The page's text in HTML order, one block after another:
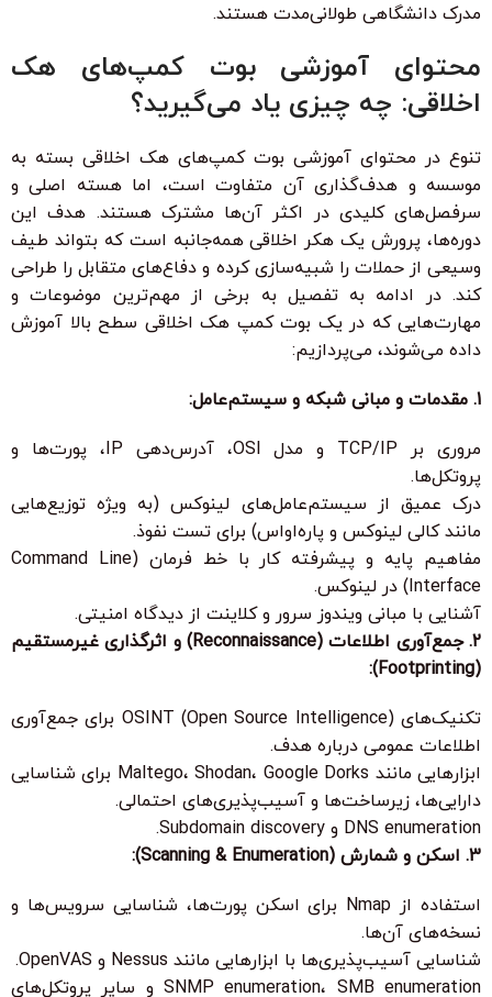
مدرک دانشگاهی طولانی‌مدت هستند.
محتوای آموزشی بوت کمپ‌های هک
اخلاقی: چه چیزی یاد می‌گیرید؟
تنوع در محتوای آموزشی بوت کمپ‌های هک اخلاقی بسته به
موسسه و هدف‌گذاری آن متفاوت است، اما هسته اصلی و
سرفصل‌های کلیدی در اکثر آن‌ها مشترک هستند. هدف این
دوره‌ها، پرورش یک هکر اخلاقی همه‌جانبه است که بتواند طیف
وسیعی از حملات را شبیه‌سازی کرده و دفاع‌های متقابل را طراحی
کند. در ادامه به تفصیل به برخی از مهم‌ترین موضوعات و
مهارت‌هایی که در یک بوت کمپ هک اخلاقی سطح بالا آموزش
داده می‌شوند، می‌پردازیم:
1. مقدمات و مبانی شبکه و سیستم‌عامل:
مروری بر TCP/IP و مدل OSI، آدرس‌دهی IP، پورت‌ها و
پروتکل‌ها.
درک عمیق از سیستم‌عامل‌های لینوکس (به ویژه توزیع‌هایی
مانند کالی لینوکس و پاره‌اواس) برای تست نفوذ.
مفاهیم پایه و پیشرفته کار با خط فرمان (Command Line
Interface) در لینوکس.
آشنایی با مبانی ویندوز سرور و کلاینت از دیدگاه امنیتی.
2. جمع‌آوری اطلاعات (Reconnaissance) و اثرگذاری غیرمستقیم
(Footprinting):
تکنیک‌های OSINT (Open Source Intelligence) برای جمع‌آوری
اطلاعات عمومی درباره هدف.
ابزارهایی مانند Maltego، Shodan، Google Dorks برای شناسایی
دارایی‌ها، زیرساخت‌ها و آسیب‌پذیری‌های احتمالی.
DNS enumeration و Subdomain discovery.
3. اسکن و شمارش (Scanning & Enumeration):
استفاده از Nmap برای اسکن پورت‌ها، شناسایی سرویس‌ها و
نسخه‌های آن‌ها.
شناسایی آسیب‌پذیری‌ها با ابزارهایی مانند Nessus و OpenVAS.
SNMP enumeration، SMB enumeration و سایر پروتکل‌های